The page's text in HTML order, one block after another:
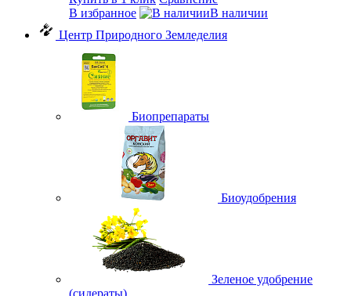
В избранное
В наличии
Центр Природного Земледелия
Биопрепараты
Биоудобрения
Зеленое удобрение